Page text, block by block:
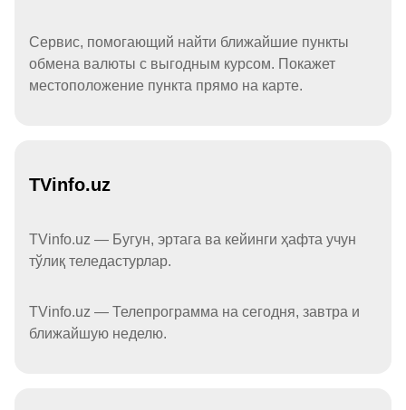
Сервис, помогающий найти ближайшие пункты
обмена валюты с выгодным курсом. Покажет
местоположение пункта прямо на карте.
TVinfo.uz
TVinfo.uz — Бугун, эртага ва кейинги ҳафта учун
тўлиқ теледастурлар.
TVinfo.uz — Телепрограмма на сегодня, завтра и
ближайшую неделю.